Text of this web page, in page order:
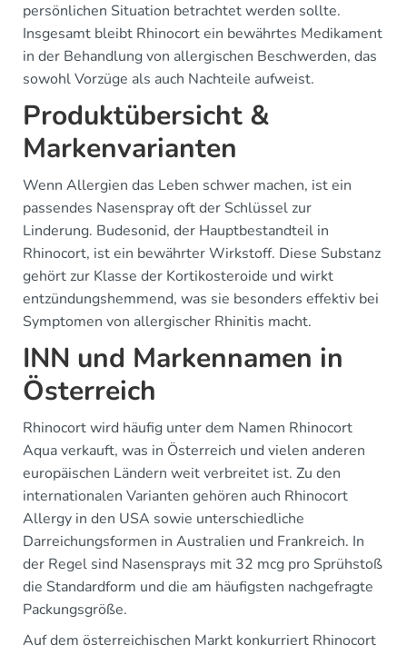
persönlichen Situation betrachtet werden sollte.
Insgesamt bleibt Rhinocort ein bewährtes Medikament
in der Behandlung von allergischen Beschwerden, das
sowohl Vorzüge als auch Nachteile aufweist.
Produktübersicht &
Markenvarianten
Wenn Allergien das Leben schwer machen, ist ein
passendes Nasenspray oft der Schlüssel zur
Linderung. Budesonid, der Hauptbestandteil in
Rhinocort, ist ein bewährter Wirkstoff. Diese Substanz
gehört zur Klasse der Kortikosteroide und wirkt
entzündungshemmend, was sie besonders effektiv bei
Symptomen von allergischer Rhinitis macht.
INN und Markennamen in
Österreich
Rhinocort wird häufig unter dem Namen Rhinocort
Aqua verkauft, was in Österreich und vielen anderen
europäischen Ländern weit verbreitet ist. Zu den
internationalen Varianten gehören auch Rhinocort
Allergy in den USA sowie unterschiedliche
Darreichungsformen in Australien und Frankreich. In
der Regel sind Nasensprays mit 32 mcg pro Sprühstoß
die Standardform und die am häufigsten nachgefragte
Packungsgröße.
Auf dem österreichischen Markt konkurriert Rhinocort